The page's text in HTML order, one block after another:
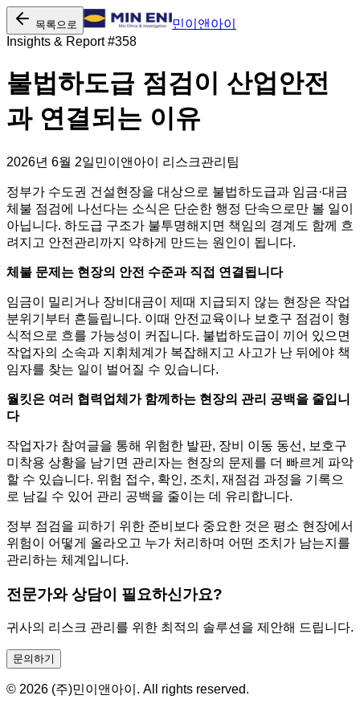
목록으로
민이앤아이
Insights & Report #358
불법하도급 점검이 산업안전
과 연결되는 이유
2026년 6월 2일민이앤아이 리스크관리팀
정부가 수도권 건설현장을 대상으로 불법하도급과 임금·대금
체불 점검에 나선다는 소식은 단순한 행정 단속으로만 볼 일이
아닙니다. 하도급 구조가 불투명해지면 책임의 경계도 함께 흐
려지고 안전관리까지 약하게 만드는 원인이 됩니다.
체불 문제는 현장의 안전 수준과 직접 연결됩니다
임금이 밀리거나 장비대금이 제때 지급되지 않는 현장은 작업
분위기부터 흔들립니다. 이때 안전교육이나 보호구 점검이 형
식적으로 흐를 가능성이 커집니다. 불법하도급이 끼어 있으면
작업자의 소속과 지휘체계가 복잡해지고 사고가 난 뒤에야 책
임자를 찾는 일이 벌어질 수 있습니다.
월킷은 여러 협력업체가 함께하는 현장의 관리 공백을 줄입니
다
작업자가 참여글을 통해 위험한 발판, 장비 이동 동선, 보호구
미착용 상황을 남기면 관리자는 현장의 문제를 더 빠르게 파악
할 수 있습니다. 위험 접수, 확인, 조치, 재점검 과정을 기록으
로 남길 수 있어 관리 공백을 줄이는 데 유리합니다.
정부 점검을 피하기 위한 준비보다 중요한 것은 평소 현장에서
위험이 어떻게 올라오고 누가 처리하며 어떤 조치가 남는지를
관리하는 체계입니다.
전문가와 상담이 필요하신가요?
귀사의 리스크 관리를 위한 최적의 솔루션을 제안해 드립니다.
문의하기
© 2026 (주)민이앤아이. All rights reserved.